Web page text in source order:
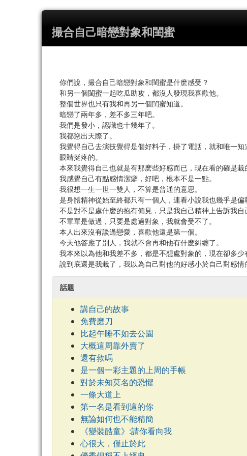
撮合自己暗戀對象和閨蜜
你們說，撮合自己暗戀對象和閨蜜是什麽感受？
和另一個閨蜜一起吃瓜助攻，都沒人發現我喜歡他。
整個世界也只有我和再另一個閨蜜知道。
暗戀了兩年多，差不多三年吧。
我們是發小，認識也十幾年了。
我都慫出天際了。
我覺得自己去演技覺得是個好料子，掛了電話，就和唯一知
眼睛挺疼的。
本來我覺得自己也就是有那麽些好感而已，現在看的確是栽
我感覺自己有點感情潔癖，好吧，根本不是一點。
我很想一生一世一雙人，不算是普通的意思。
是身體精神從始至終都只有一個人，連看小說我也幾乎是偏
不是對不是處什麽的抱有偏見，只是我自己精神上告訴我自
不單單是做過，只要是處過對象，我就會受不了。
本人出來沒有談過戀愛，喜歡他還是第一個。
今天他答應了別人，我就不會再和他有什麽糾纏了。
我本來以為他和我差不多，都是不想處對象的，現在卻多少
說到底還是我栽了，我以為自己對他的好感小於自己對感
話題
講自己的故事
免費磨刀
比起午睡不如去公園
大概這周靠外賣了
還有救嗎
是一個一彩主題的上周的手帳
對於未知莫名的恐懼
一條大道上
第一名是看到這的你
無論如何也不能精簡
《變裝酷童》:請你看向我
心很大，僅止於此